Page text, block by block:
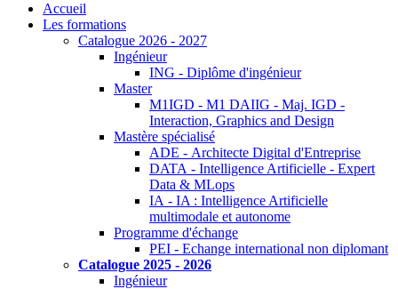
Accueil
Les formations
Catalogue 2026 - 2027
Ingénieur
ING - Diplôme d'ingénieur
Master
M1IGD - M1 DAIIG - Maj. IGD -
Interaction, Graphics and Design
Mastère spécialisé
ADE - Architecte Digital d'Entreprise
DATA - Intelligence Artificielle - Expert
Data & MLops
IA - IA : Intelligence Artificielle
multimodale et autonome
Programme d'échange
PEI - Echange international non diplomant
Catalogue 2025 - 2026
Ingénieur